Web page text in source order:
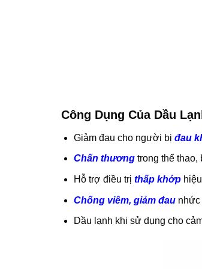
Công Dụng Của Dầu
Giảm đau cho người bị đau
Chấn thương trong thể thao,
Hỗ trợ điều trị thấp khớphiệu
Chống viêm, giảm đaunhức
Dầu lạnh khi sử dụng cho